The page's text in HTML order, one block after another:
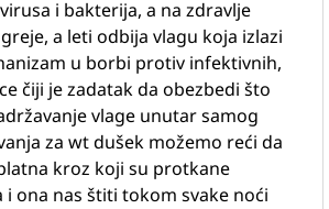
i bakterija, a na zdravlje
a leti odbija vlagu koja izlazi
u borbi protiv infektivnih,
čiji je zadatak da obezbedi što
vlage unutar samog
za wt dušek možemo reći da
kroz koji su protkane
ona nas štiti tokom svake noći